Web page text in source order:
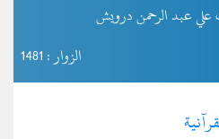
عبد الرحمن درويش
الزوار : 1481